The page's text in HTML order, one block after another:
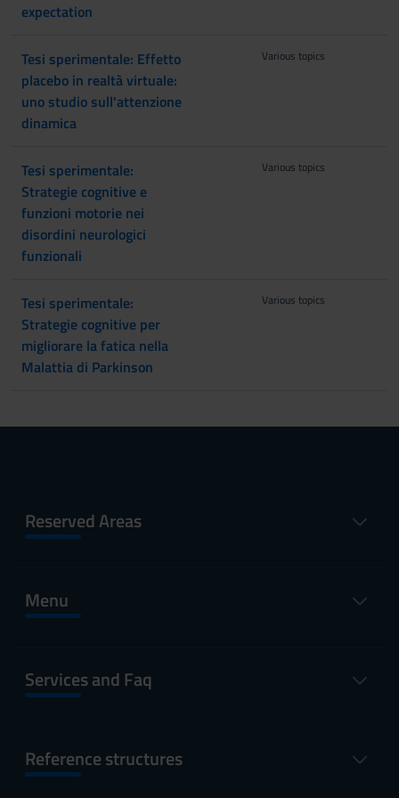
expectation
Tesi sperimentale: Effetto
placebo in realtà virtuale:
uno studio sull'attenzione
dinamica
Various topics
Tesi sperimentale:
Strategie cognitive e
funzioni motorie nei
disordini neurologici
funzionali
Various topics
Tesi sperimentale:
Strategie cognitive per
migliorare la fatica nella
Malattia di Parkinson
Various topics
Reserved Areas
Menu
Services and Faq
Reference structures